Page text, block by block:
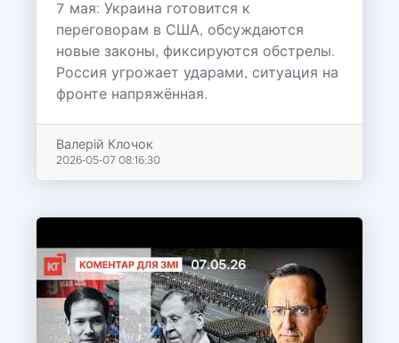
7 мая: Украина готовится к
переговорам в США, обсуждаются
новые законы, фиксируются обстрелы.
Россия угрожает ударами, ситуация на
фронте напряжённая.
Валерій Клочок
2026-05-07 08:16:30